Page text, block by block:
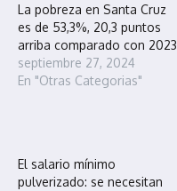
La pobreza en Santa Cruz
es de 53,3%, 20,3 puntos
arriba comparado con 2023
septiembre 27, 2024
En "Otras Categorias"
El salario mínimo
pulverizado: se necesitan